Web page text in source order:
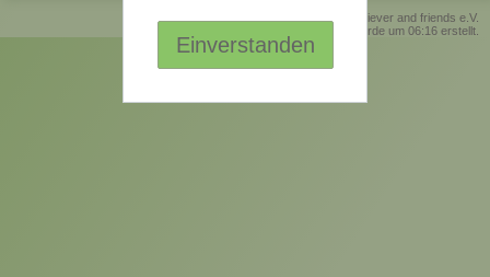
© Retriever and friends e.V.
Die Seite wurde um 06:16 erstellt.
Einverstanden